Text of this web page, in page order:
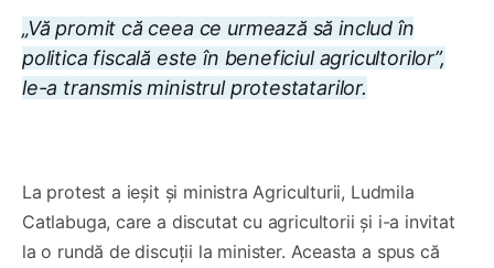
„Vă promit că ceea ce urmează să includ în
politica fiscală este în beneficiul agricultorilor”,
le-a transmis ministrul protestatarilor.
La protest a ieșit și ministra Agriculturii, Ludmila
Catlabuga, care a discutat cu agricultorii și i-a invitat
la o rundă de discuții la minister. Aceasta a spus că